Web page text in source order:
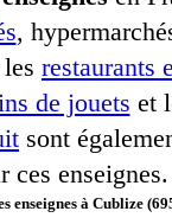
,
restaurants
de jouets et
sont
ces enseignes.
enseignes à Cublize